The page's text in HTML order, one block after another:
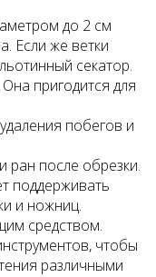
до 2 см
Если же ветки
секатор.
пригодится для
побегов и
ран после обрезки.
поддерживать
и ножниц.
средством.
чтобы
различными